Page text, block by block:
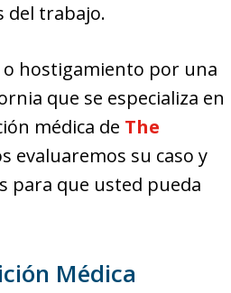
del trabajo.
o hostigamiento por una
que se especializa en
médica de The
evaluaremos su caso y
para que usted pueda
Médica